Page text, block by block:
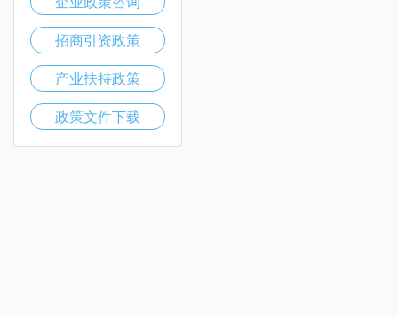
招商引资政策
产业扶持政策
政策文件下载